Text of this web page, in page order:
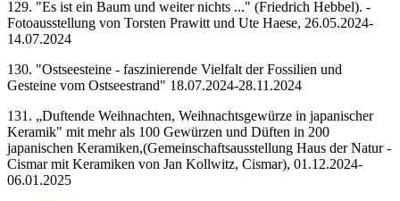
129. "Es ist ein Baum und weiter nichts ..." (Friedrich Hebbel). -
Fotoausstellung von Torsten Prawitt und Ute Haese, 26.05.2024-
14.07.2024
130. "Ostseesteine - faszinierende Vielfalt der Fossilien und
Gesteine vom Ostseestrand" 18.07.2024-28.11.2024
131. „Duftende Weihnachten, Weihnachtsgewürze in japanischer
Keramik" mit mehr als 100 Gewürzen und Düften in 200
japanischen Keramiken,(Gemeinschaftsausstellung Haus der Natur -
Cismar mit Keramiken von Jan Kollwitz, Cismar), 01.12.2024-
06.01.2025